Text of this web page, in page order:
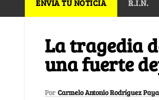
ENVIA TU NOTICIA R.I.N.
La tragedia
una fuerte
Por Carmelo Antonio Rodríguez